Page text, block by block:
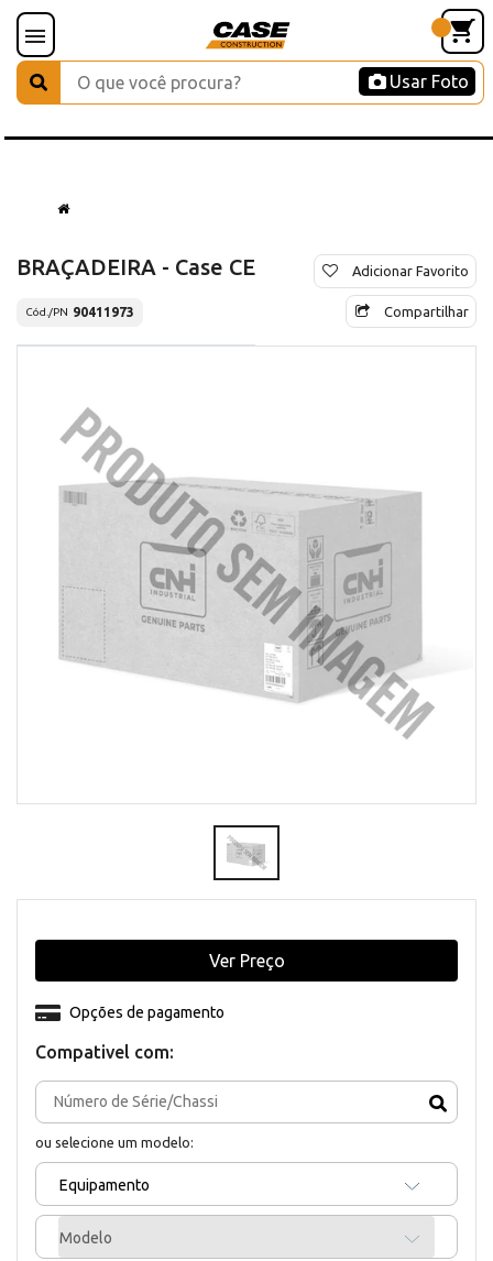
Usar Foto
BRAÇADEIRA - Case CE
Cód./PN 90411973
Adicionar Favorito
Compartilhar
Compativel com:
ou selecione um modelo:
Equipamento
Modelo
Opções de pagamento
Ver Preço